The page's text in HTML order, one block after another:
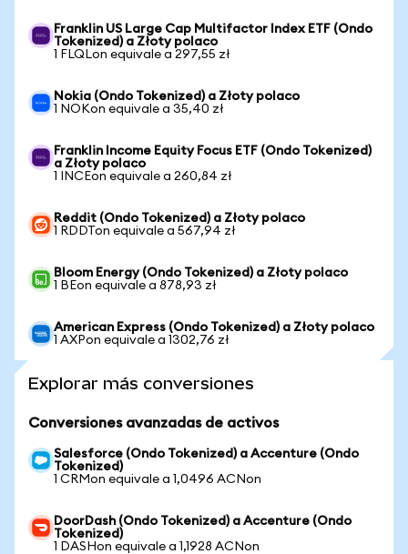
Franklin US Large Cap Multifactor Index ETF (Ondo
Tokenized) a Złoty polaco
1 FLQLon equivale a 297,55 zł
Nokia (Ondo Tokenized) a Złoty polaco
1 NOKon equivale a 35,40 zł
Franklin Income Equity Focus ETF (Ondo Tokenized)
a Złoty polaco
1 INCEon equivale a 260,84 zł
Reddit (Ondo Tokenized) a Złoty polaco
1 RDDTon equivale a 567,94 zł
Bloom Energy (Ondo Tokenized) a Złoty polaco
1 BEon equivale a 878,93 zł
American Express (Ondo Tokenized) a Złoty polaco
1 AXPon equivale a 1302,76 zł
Explorar más conversiones
Conversiones avanzadas de activos
Salesforce (Ondo Tokenized) a Accenture (Ondo
Tokenized)
1 CRMon equivale a 1,0496 ACNon
DoorDash (Ondo Tokenized) a Accenture (Ondo
Tokenized)
1 DASHon equivale a 1,1928 ACNon